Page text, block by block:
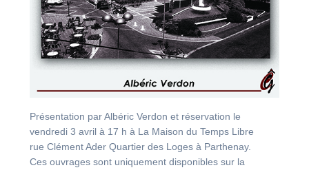
Présentation par Albéric Verdon et réservation le
vendredi 3 avril à 17 h à La Maison du Temps Libre
rue Clément Ader Quartier des Loges à Parthenay.
Ces ouvrages sont uniquement disponibles sur la